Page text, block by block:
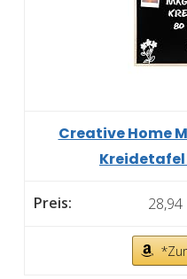
Creative Home
28,94